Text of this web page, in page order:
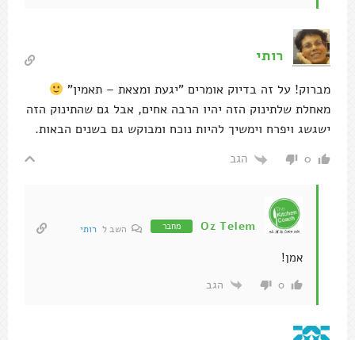
רותי
מברוק! על זה בדיוק אומרים "יגעת ומצאת – תאמין"
מאחלת שלתינוק הזה יהיו הרבה אחים, אבל גם שהתינוק הזה
ישגשג ויפרח וימשיך להיות נוכח ומבוקש גם בשנים הבאות.
0 הגב
Oz Telem מחבר השב ל רותי
אמן!
0 הגב